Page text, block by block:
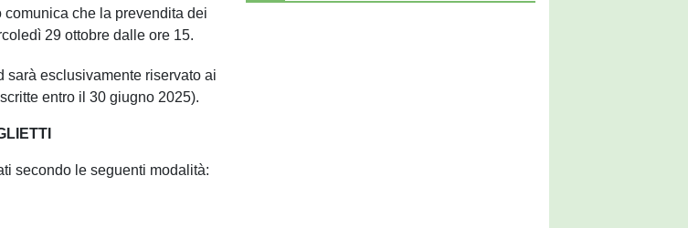
che la prevendita dei
29 ottobre dalle ore 15.
sarà esclusivamente riservato ai
entro il 30 giugno 2025).
secondo le seguenti modalità: